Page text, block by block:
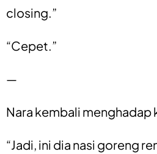
closing.”
“Cepet.”
—
Nara kembali menghadap
“Jadi, ini dia nasi goreng